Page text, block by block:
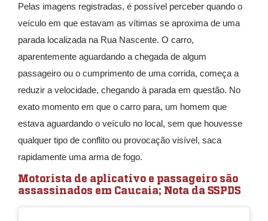
Pelas imagens registradas, é possível perceber quando o
veículo em que estavam as vítimas se aproxima de uma
parada localizada na Rua Nascente. O carro,
aparentemente aguardando a chegada de algum
passageiro ou o cumprimento de uma corrida, começa a
reduzir a velocidade, chegando à parada em questão. No
exato momento em que o carro para, um homem que
estava aguardando o veículo no local, sem que houvesse
qualquer tipo de conflito ou provocação visível, saca
rapidamente uma arma de fogo.
Motorista de aplicativo e passageiro são
assassinados em Caucaia; Nota da SSPDS